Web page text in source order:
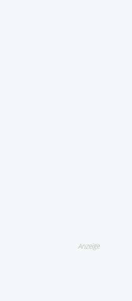
Anzeige